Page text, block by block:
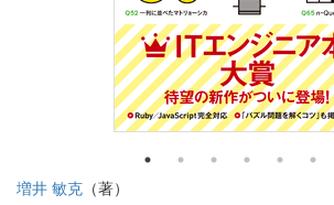
増井 敏克 （著）